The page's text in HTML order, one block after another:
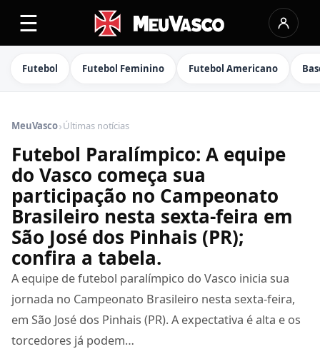
☰
Futebol Futebol Feminino Futebol Americano
MeuVasco›Últimas notícias
Futebol Paralímpico: A equipe
do Vasco começa sua
participação no Campeonato
Brasileiro nesta sexta-feira em
São José dos Pinhais (PR);
confira a tabela.
A equipe de futebol paralímpico do Vasco inicia sua
jornada no Campeonato Brasileiro nesta sexta-feira,
em São José dos Pinhais (PR). A expectativa é alta e os
torcedores já podem…